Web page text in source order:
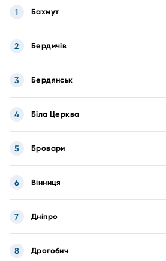
Бахмут
1
Бердичів
2
Бердянськ
3
Біла Церква
4
Бровари
5
Вінниця
6
Дніпро
7
Дрогобич
8